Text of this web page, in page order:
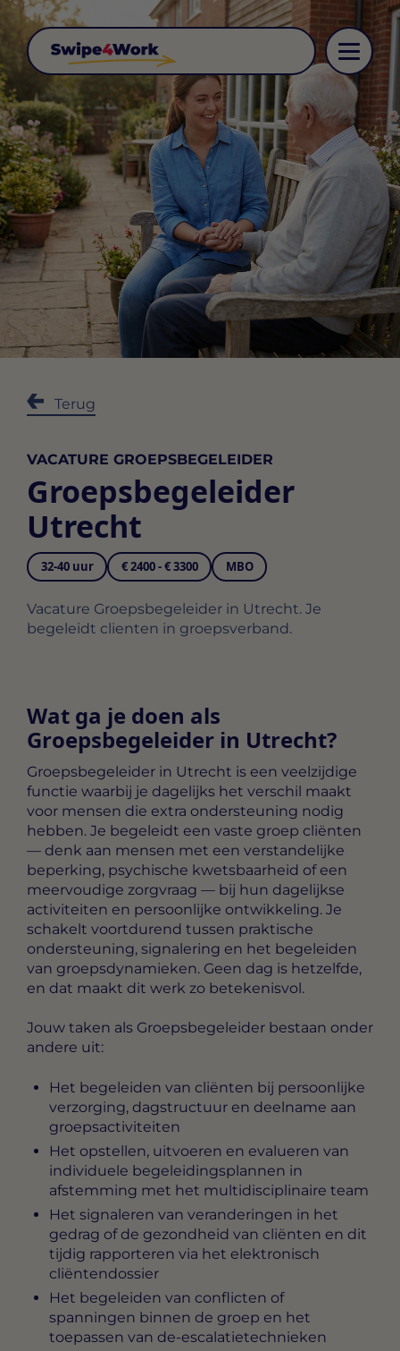
Terug
VACATURE GROEPSBEGELEIDER
Groepsbegeleider
Utrecht
32-40 uur € 2400 - € 3300 MBO
Vacature Groepsbegeleider in Utrecht. Je
begeleidt clienten in groepsverband.
Wat ga je doen als
Groepsbegeleider in Utrecht?
Groepsbegeleider in Utrecht is een veelzijdige
functie waarbij je dagelijks het verschil maakt
voor mensen die extra ondersteuning nodig
hebben. Je begeleidt een vaste groep cliënten
— denk aan mensen met een verstandelijke
beperking, psychische kwetsbaarheid of een
meervoudige zorgvraag — bij hun dagelijkse
activiteiten en persoonlijke ontwikkeling. Je
schakelt voortdurend tussen praktische
ondersteuning, signalering en het begeleiden
van groepsdynamieken. Geen dag is hetzelfde,
en dat maakt dit werk zo betekenisvol.
Jouw taken als Groepsbegeleider bestaan onder
andere uit:
Het begeleiden van cliënten bij persoonlijke
verzorging, dagstructuur en deelname aan
groepsactiviteiten
Het opstellen, uitvoeren en evalueren van
individuele begeleidingsplannen in
afstemming met het multidisciplinaire team
Het signaleren van veranderingen in het
gedrag of de gezondheid van cliënten en dit
tijdig rapporteren via het elektronisch
cliëntendossier
Het begeleiden van conflicten of
spanningen binnen de groep en het
toepassen van de-escalatietechnieken